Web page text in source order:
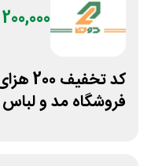
200,000
کد تخفیف 200
فروشگاه مد و لباس